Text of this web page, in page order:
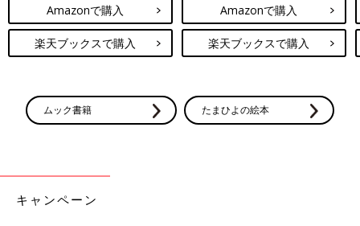
Amazonで購入
楽天ブックスで購入
Amazonで購入
楽天ブックスで購入
ムック書籍 たまひよの絵本
キャンペーン